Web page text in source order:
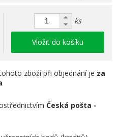
ks
Vložit do košíku
zboží při objednání je za
Česká pošta -